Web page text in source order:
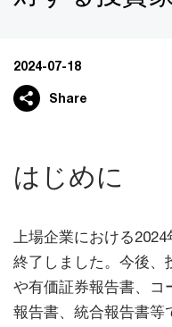
2024-07-18
Share
はじめに
上場企業における
終了しました。今後、
や有価証券報告書、コ
報告書、統合報告書等